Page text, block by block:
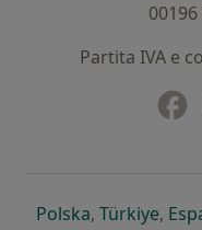
Partita IVA e
Polskasi apre in
, Türkiyesi
,